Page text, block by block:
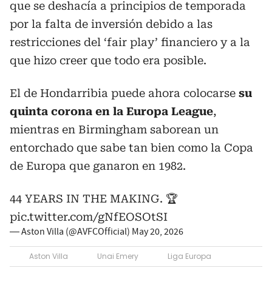
que se deshacía a principios de temporada
por la falta de inversión debido a las
restricciones del ‘fair play’ financiero y a la
que hizo creer que todo era posible.
El de Hondarribia puede ahora colocarse su
quinta corona en la Europa League,
mientras en Birmingham saborean un
entorchado que sabe tan bien como la Copa
de Europa que ganaron en 1982.
44 YEARS IN THE MAKING. 🏆
pic.twitter.com/gNfEOSOtSI
— Aston Villa (@AVFCOfficial) May 20, 2026
Aston Villa Unai Emery Liga Europa